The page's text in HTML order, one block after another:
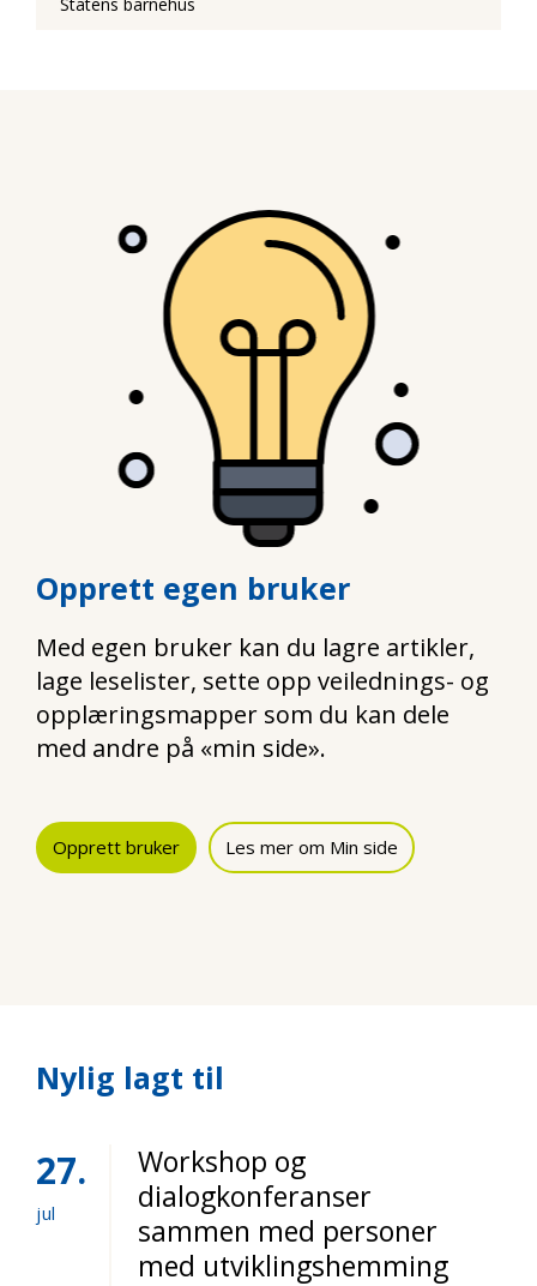
Statens barnehus
Opprett egen bruker
Med egen bruker kan du lagre artikler,
lage leselister, sette opp veilednings- og
opplæringsmapper som du kan dele
med andre på «min side».
Opprett bruker Les mer om Min side
Nylig lagt til
27
jul
Workshop og
dialogkonferanser
sammen med personer
med utviklingshemming